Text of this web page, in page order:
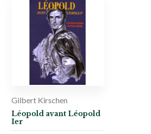
Gilbert Kirschen
Léopold avant Léopold
Ier